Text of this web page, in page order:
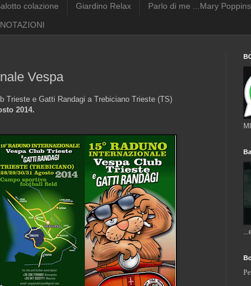
colazione Giardino Relax Parlo di me ...Mary
Vespa
Trieste e Gatti Randagi a Trebiciano Trieste (TS)
2014.